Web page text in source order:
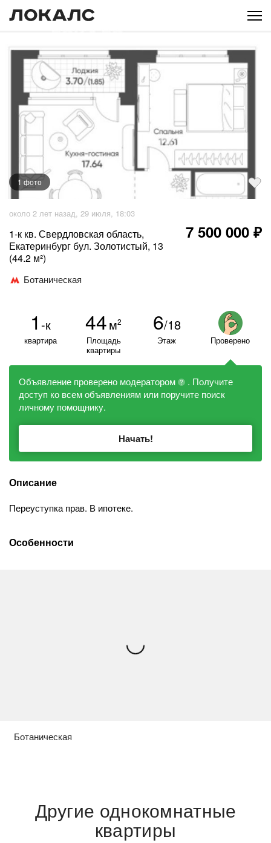
1 фото
около 2 лет назад, 29 июля, 18:03
1-к кв. Свердловская область,
Екатеринбург бул. Золотистый, 13
(44.2 м²)
7 500 000 ₽
Ботаническая
1 -к
квартира
44м2
Площадь
квартиры
6/18
Этаж Проверено
Объявление проверено модератором ?
. Получите
доступ ко всем объявлениям или поручите поиск
личному помощнику.
Начать!
Описание
Переуступка прав. В ипотеке.
Особенности
Ботаническая
Другие однокомнатные
квартиры